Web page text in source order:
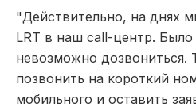
"Действительно, на днях
LRT в наш call-центр.
невозможно дозвониться.
позвонить на короткий
мобильного и оставить